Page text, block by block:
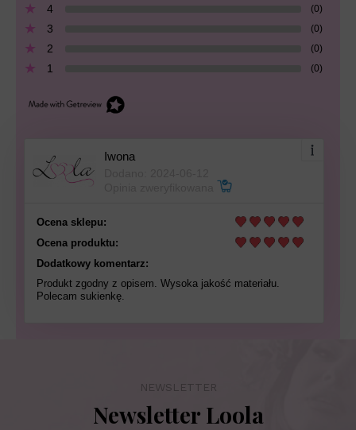
4 (0)
3 (0)
2 (0)
1 (0)
Iwona
Ocena sklepu:
Ocena produktu:
Dodatkowy komentarz:
Produkt zgodny z opisem. Wysoka jakość materiału.
Polecam sukienkę.
NEWSLETTER
Newsletter Loola